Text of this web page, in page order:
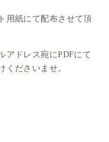
用紙にて配布させて頂
アドレス宛にPDFにて
くださいませ。